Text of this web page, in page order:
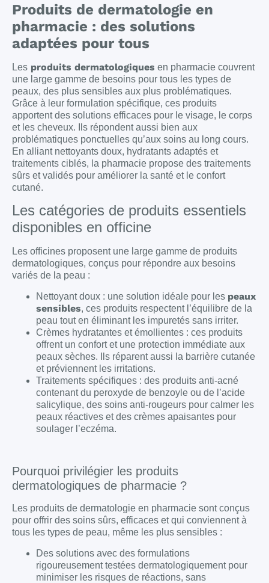
Produits de dermatologie en
pharmacie : des solutions
adaptées pour tous
Les produits dermatologiques en pharmacie couvrent
une large gamme de besoins pour tous les types de
peaux, des plus sensibles aux plus problématiques.
Grâce à leur formulation spécifique, ces produits
apportent des solutions efficaces pour le visage, le corps
et les cheveux. Ils répondent aussi bien aux
problématiques ponctuelles qu’aux soins au long cours.
En alliant nettoyants doux, hydratants adaptés et
traitements ciblés, la pharmacie propose des traitements
sûrs et validés pour améliorer la santé et le confort
cutané.
Les catégories de produits essentiels
disponibles en officine
Les officines proposent une large gamme de produits
dermatologiques, conçus pour répondre aux besoins
variés de la peau :
Nettoyant doux : une solution idéale pour les peaux
sensibles, ces produits respectent l’équilibre de la
peau tout en éliminant les impuretés sans irriter.
Crèmes hydratantes et émollientes : ces produits
offrent un confort et une protection immédiate aux
peaux sèches. Ils réparent aussi la barrière cutanée
et préviennent les irritations.
Traitements spécifiques : des produits anti-acné
contenant du peroxyde de benzoyle ou de l’acide
salicylique, des soins anti-rougeurs pour calmer les
peaux réactives et des crèmes apaisantes pour
soulager l’eczéma.
Pourquoi privilégier les produits
dermatologiques de pharmacie ?
Les produits de dermatologie en pharmacie sont conçus
pour offrir des soins sûrs, efficaces et qui conviennent à
tous les types de peau, même les plus sensibles :
Des solutions avec des formulations
rigoureusement testées dermatologiquement pour
minimiser les risques de réactions, sans